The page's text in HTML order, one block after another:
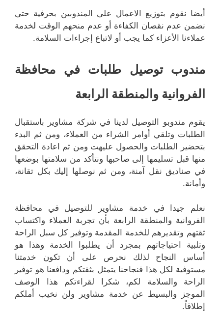
أيضا نقوم بتوزيع الاعمال على المندوبين بحرفية حتى
نضمن عدم نقصان الكفاءة أو عدم منحهم الوقت لخدمة
عملاءنا الأعزاء كما يجب أو لاتباع إجراءات السلامة.
مندوب توصيل طلبات في محافظة
الفروانية والمنطقة الرابعة
يقوم مندوبو التوصيل لدينا في شركة مشاوير باستقبال
الطلبات وتلقي أوامر الشراء من العملاء، ومن ثم البدء
بتحضير الطلبات والحصول عليهت ومن ثم اعادة التحقق
منها قبل تسليمها إلى صاحبها ونتأكد من سلامتها بوضعها
في صناديق نقل آمنة، ومن ثم نوصلها إليك بكل تقانة،
وأمانة.
نعلم جيدا في خدمة مشاوير للتوصيل في محافظة
الفروانية والمنطقة الرابعة بأن تجربة العملاء واكتساب
ثقتهم وتقديرهم للخدمة المقدمة وتوفير كل سبل الراحة
وتلبية احتياجاتهم بمجرد أن يطلبوا الخدمة وهذا هو
أساس النجاح لذلك نحرص على أن تكون خدمتنا
مستوفية لكل هذا فنجاحنا يتمثل بثقتكم ودافعنا هو توفير
الراحة والسلامة لكم، شكرا لقراءتكم هذا الوصف
الموجز والبسيط عن خدمة مشاوير ولن نخيب أملكم
إطلاقاً.